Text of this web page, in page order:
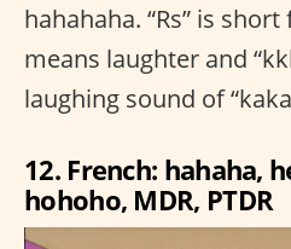
hahahaha. “Rs” is
means laughter and
laughing sound of
12. French: hahaha,
hohoho, MDR, PTDR